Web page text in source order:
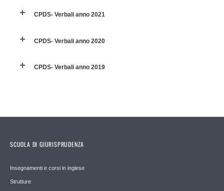
CPDS- Verbali anno 2021
CPDS- Verbali anno 2020
CPDS- Verbali anno 2019
SCUOLA DI GIURISPRUDENZA
Insegnamenti e corsi in inglese
Strutture